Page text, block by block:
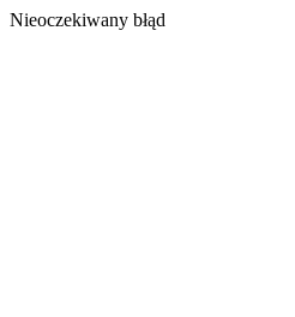
Nieoczekiwany błąd